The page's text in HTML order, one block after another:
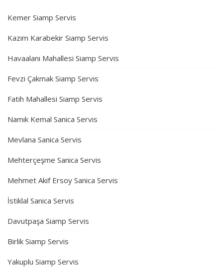
Kemer Siamp Servis
Kazım Karabekir Siamp Servis
Havaalanı Mahallesi Siamp Servis
Fevzi Çakmak Siamp Servis
Fatih Mahallesi Siamp Servis
Namık Kemal Sanica Servis
Mevlana Sanica Servis
Mehterçeşme Sanica Servis
Mehmet Akif Ersoy Sanica Servis
İstiklal Sanica Servis
Davutpaşa Siamp Servis
Birlik Siamp Servis
Yakuplu Siamp Servis